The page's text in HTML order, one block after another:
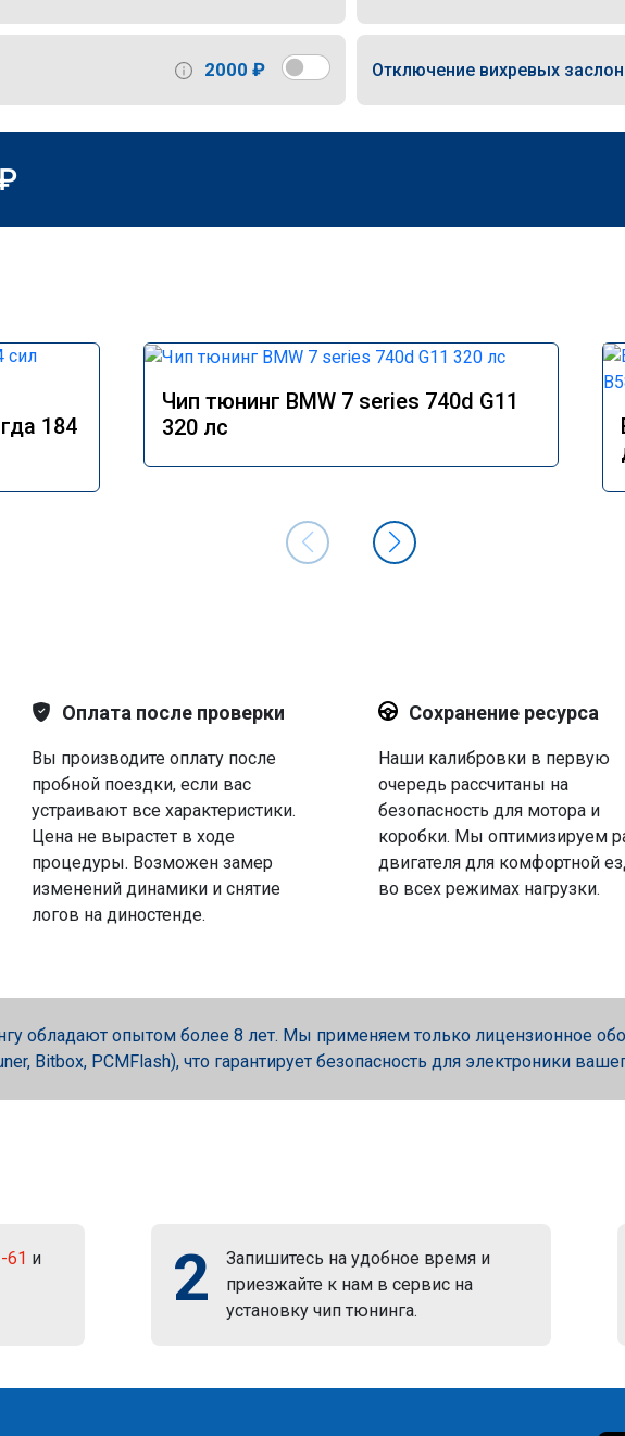
2000 ₽ Отключение вихревых
184
Чип тюнинг BMW 7 series 740d G11
320 лс
Оплата после проверки
Вы производите оплату после
пробной поездки, если вас
устраивают все характеристики.
Цена не вырастет в ходе
процедуры. Возможен замер
изменений динамики и снятие
логов на диностенде.
Сохранение ресурса
Наши калибровки в первую
очередь рассчитаны на
безопасность для мотора и
коробки. Мы оптимизируем
двигателя для комфортной
во всех режимах нагрузки.
обладают опытом более 8 лет. Мы применяем только лицензионное
Bitbox, PCMFlash), что гарантирует безопасность для электроники
61 и
2
Запишитесь на удобное время и
приезжайте к нам в сервис на
установку чип тюнинга.